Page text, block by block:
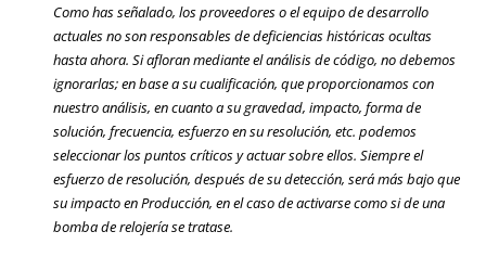
Como has señalado, los proveedores o el equipo de desarrollo
actuales no son responsables de deficiencias históricas ocultas
hasta ahora. Si afloran mediante el análisis de código, no debemos
ignorarlas; en base a su cualificación, que proporcionamos con
nuestro análisis, en cuanto a su gravedad, impacto, forma de
solución, frecuencia, esfuerzo en su resolución, etc. podemos
seleccionar los puntos críticos y actuar sobre ellos. Siempre el
esfuerzo de resolución, después de su detección, será más bajo que
su impacto en Producción, en el caso de activarse como si de una
bomba de relojería se tratase.